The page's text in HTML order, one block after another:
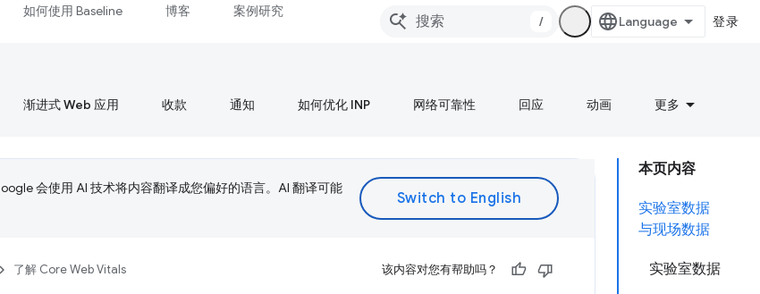
如何使用 Baseline 博客 案例研究
/ 登录
渐进式 Web 应用 收款 通知 如何优化 INP 网络可靠性 回应 动画 更多
本页内容
实验室数据
与现场数据
实验室数据
会使用 AI 技术将内容翻译成您偏好的语言。AI 翻译可能
了解 Core Web Vitals 该内容对您有帮助吗？